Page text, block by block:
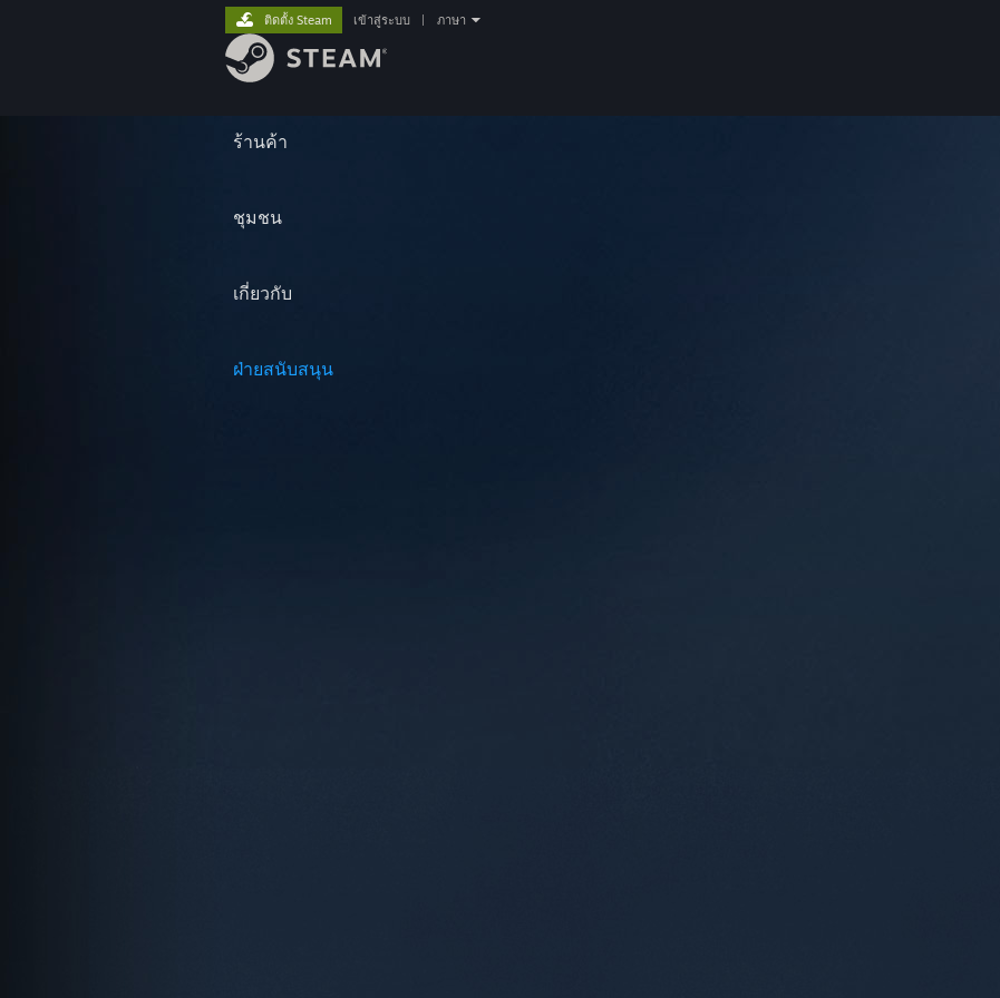
ร้านค้า
ชุมชน
เกี่ยวกับ
ฝ่ายสนับสนุน
ติดตั้ง Steam เข้าสู่ระบบ ภาษา